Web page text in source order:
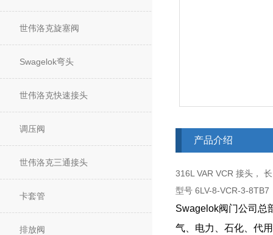
世伟洛克旋塞阀
Swagelok弯头
世伟洛克快速接头
调压阀
世伟洛克三通接头
卡套管
排放阀
产品介绍
316L VAR VCR 接头，
型号 6LV-8-VCR-3-8TB7
Swagelok阀门公司总
气、电力、石化、代